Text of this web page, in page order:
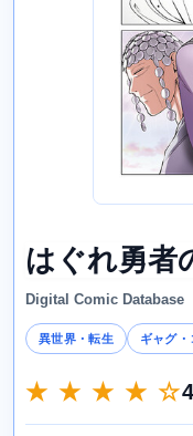
はぐれ勇者
Digital Comic Database
異世界・転生 ギャグ・
★ ★ ★ ★ ☆